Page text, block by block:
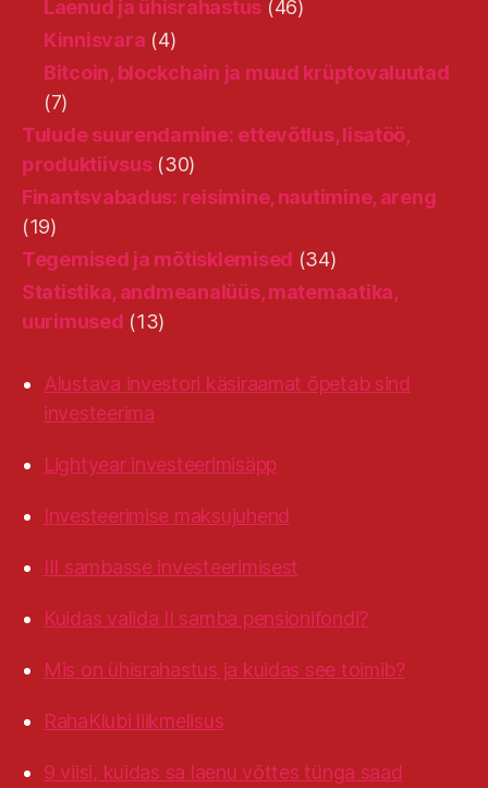
Laenud ja ühisrahastus (46)
Kinnisvara (4)
Bitcoin, blockchain ja muud krüptovaluutad
(7)
Tulude suurendamine: ettevõtlus, lisatöö,
produktiivsus(30)
Finantsvabadus: reisimine, nautimine, areng
(19)
Tegemised ja mõtisklemised (34)
Statistika, andmeanalüüs, matemaatika,
uurimused (13)
Alustava investori käsiraamat õpetab sind
investeerima
Lightyear investeerimisäpp
Investeerimise maksujuhend
III sambasse investeerimisest
Kuidas valida II samba pensionifondi?
Mis on ühisrahastus ja kuidas see toimib?
RahaKlubi liikmelisus
9 viisi, kuidas sa laenu võttes tünga saad